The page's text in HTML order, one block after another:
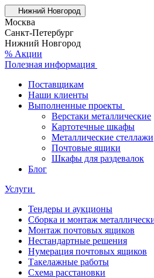
Нижний Новгород
Москва
Санкт-Петербург
Нижний Новгород
% Акции
Полезная информация
Поставщикам
Наши клиенты
Выполненные проекты
Верстаки металлические
Картотечные шкафы
Металлические стеллажи
Почтовые ящики
Шкафы для раздевалок
Блог
Услуги
Тендеры и аукционы
Сборка и монтаж
Монтаж почтовых ящиков
Нестандартные решения
Нумерация почтовых ящиков
Такелажные работы
Схема расстановки